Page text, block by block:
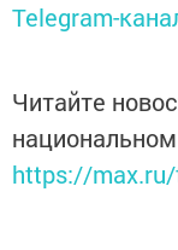
Telegram-
Читайте
https://